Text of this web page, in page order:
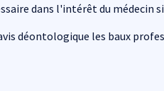
dans l'intérêt du médecin
déontologique les baux